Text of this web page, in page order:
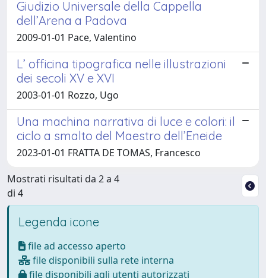
Giudizio Universale della Cappella
dell’Arena a Padova
2009-01-01 Pace, Valentino
L’ officina tipografica nelle illustrazioni
dei secoli XV e XVI
2003-01-01 Rozzo, Ugo
Una machina narrativa di luce e colori: il
ciclo a smalto del Maestro dell’Eneide
2023-01-01 FRATTA DE TOMAS, Francesco
Mostrati risultati da 2 a 4
di 4
Legenda icone
file ad accesso aperto
file disponibili sulla rete interna
file disponibili agli utenti autorizzati